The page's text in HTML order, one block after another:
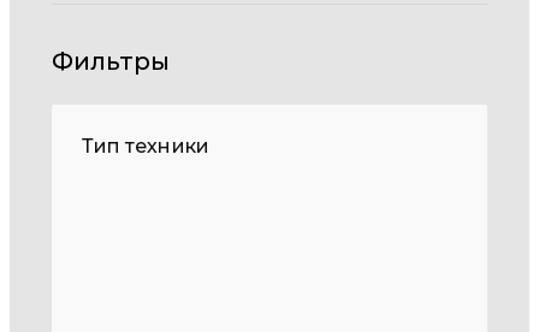
Фильтры
Тип техники